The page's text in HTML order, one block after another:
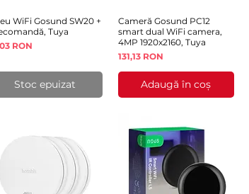
Afișare rapidă
WiFi Gosund SW20 +
Tuya
RON
Stoc epuizat
Afișare rapidă
Cameră Gosund PC12
smart dual WiFi camera,
4MP 1920x2160, Tuya
Preț
131,13 RON
Adaugă în coș